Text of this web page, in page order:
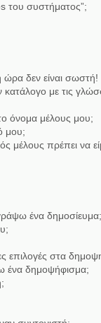
του συστήματος”;
ώρα δεν είναι σωστή!
με τις
όνομα μέλους μου;
μου;
μέλους πρέπει να
ένα δημοσίευμα;
επιλογές στα
ένα δημοψήφισμα;